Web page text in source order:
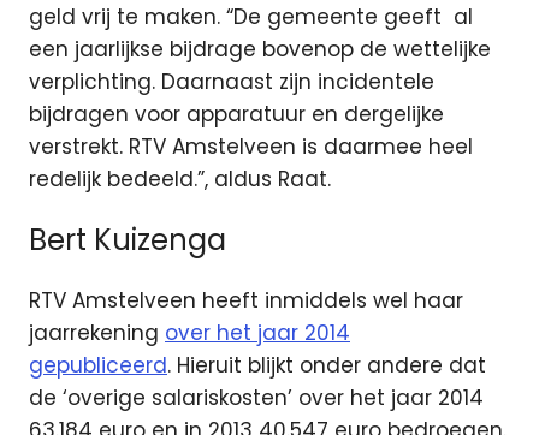
geld vrij te maken. “De gemeente geeft al
een jaarlijkse bijdrage bovenop de wettelijke
verplichting. Daarnaast zijn incidentele
bijdragen voor apparatuur en dergelijke
verstrekt. RTV Amstelveen is daarmee heel
redelijk bedeeld.”, aldus Raat.
Bert Kuizenga
RTV Amstelveen heeft inmiddels wel haar
jaarrekening over het jaar 2014
gepubliceerd. Hieruit blijkt onder andere dat
de ‘overige salariskosten’ over het jaar 2014